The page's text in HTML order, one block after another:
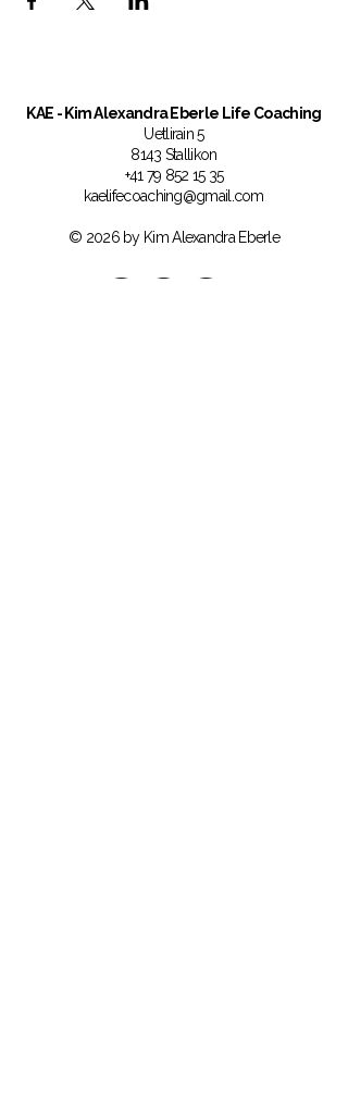
KAE - Kim Alexandra Eberle Life Coaching
Uetlirain 5
8143 Stallikon
+41 79 852 15 35
kaelifecoaching@gmail.com
© 2026 by Kim Alexandra Eberle